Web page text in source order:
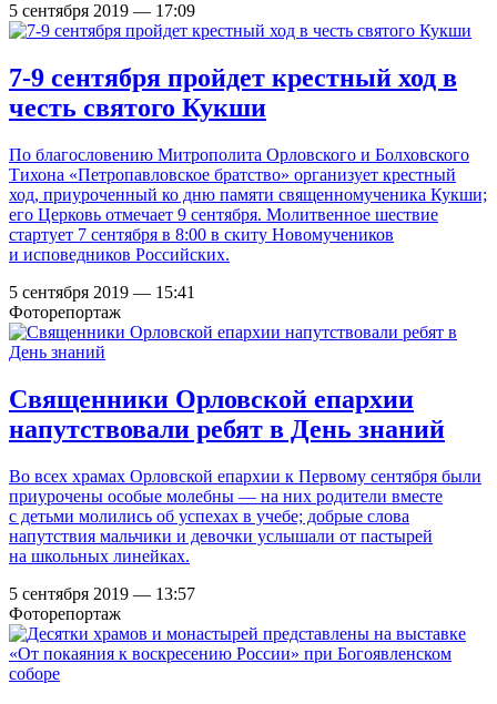
5 сентября 2019 — 17:09
7-9 сентября пройдет крестный ход в
честь святого Кукши
По благословению Митрополита Орловского и Болховского
Тихона «Петропавловское братство» организует крестный
ход, приуроченный ко дню памяти священномученика Кукши;
его Церковь отмечает 9 сентября. Молитвенное шествие
стартует 7 сентября в 8:00 в скиту Новомучеников
и исповедников Российских.
5 сентября 2019 — 15:41
Фоторепортаж
Священники Орловской епархии
напутствовали ребят в День знаний
Во всех храмах Орловской епархии к Первому сентября были
приурочены особые молебны — на них родители вместе
с детьми молились об успехах в учебе; добрые слова
напутствия мальчики и девочки услышали от пастырей
на школьных линейках.
5 сентября 2019 — 13:57
Фоторепортаж